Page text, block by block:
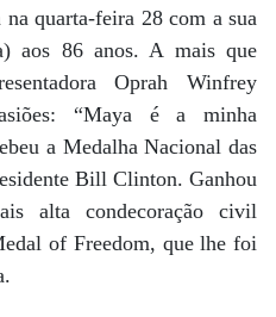
quarta-feira 28 com a sua
aos 86 anos. A mais que
Oprah Winfrey
“Maya é a minha
a Medalha Nacional das
Bill Clinton. Ganhou
alta condecoração civil
of Freedom, que lhe foi